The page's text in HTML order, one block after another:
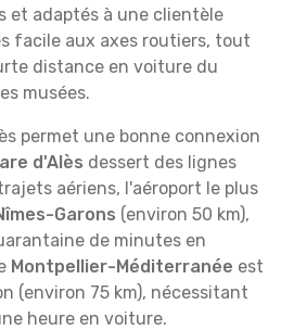
et adaptés à une clientèle
facile aux axes routiers, tout
distance en voiture du
musées.
permet une bonne connexion
d'Alès dessert des lignes
aériens, l'aéroport le plus
Garons (environ 50 km),
de minutes en
Montpellier-Méditerranée est
(environ 75 km), nécessitant
heure en voiture.